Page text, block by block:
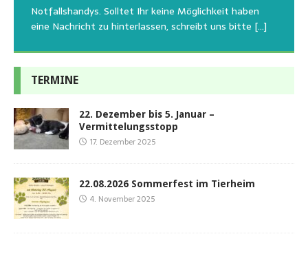
Notfallshandys. Solltet Ihr keine Möglichkeit haben
eine Nachricht zu hinterlassen, schreibt uns bitte […]
oder[…]
emotionalen Stress bei Begegnung[…]
TERMINE
22. Dezember bis 5. Januar –
Vermittelungsstopp
17. Dezember 2025
22.08.2026 Sommerfest im Tierheim
4. November 2025